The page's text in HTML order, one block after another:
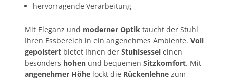
hervorragende Verarbeitung
Mit Eleganz und moderner Optik taucht der Stuhl
Ihren Essbereich in ein angenehmes Ambiente. Voll
gepolstert bietet Ihnen der Stuhlsessel einen
besonders hohen und bequemen Sitzkomfort. Mit
angenehmer Höhe lockt die Rückenlehne zum